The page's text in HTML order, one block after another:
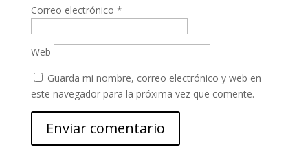
Correo electrónico *
Web
Guarda mi nombre, correo electrónico y web en
este navegador para la próxima vez que comente.